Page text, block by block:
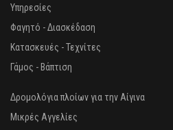
Υπηρεσίες
Φαγητό - Διασκέδαση
Κατασκευές - Τεχνίτες
Γάμος - Βάπτιση
Δρομολόγια πλοίων για την Αίγινα
Μικρές Αγγελίες